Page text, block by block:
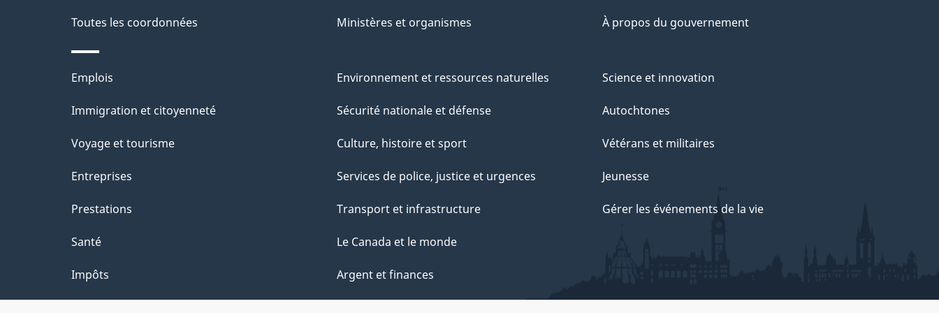
e
l
Toutes les coordonnées Ministères et organismes À propos du gouvernement
Thèmes
et
Emplois
Immigration et citoyenneté
Voyage et tourisme
Entreprises
Prestations
Santé
Impôts
Environnement et ressources naturelles
Sécurité nationale et défense
Culture, histoire et sport
Services de police, justice et urgences
Transport et infrastructure
Le Canada et le monde
Argent et finances
Science et innovation
Autochtones
Vétérans et militaires
Jeunesse
Gérer les événements de la vie